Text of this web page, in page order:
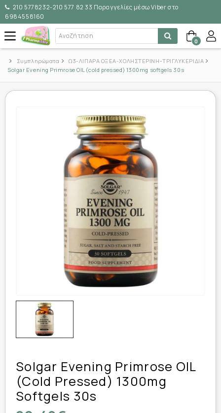
210 5778232-210 577 82 33 Παραγγελίες μέσω Viber στο
6984558160
0
Συμπληρώματα
Ω3-ΛΙΠΑΡΑ ΟΞΕΑ-ΧΟΛΗΣΤΕΡΙΝΗ-ΤΡΙΓΛΥΚΕΡΙΔΙΑ
Solgar Evening Primrose OIL (cold pressed) 1300mg softgels 30s
Solgar Evening Primrose OIL
(cold Pressed) 1300mg
Softgels 30s